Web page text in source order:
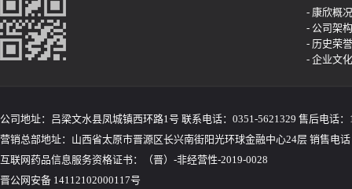
- 康欣概况
- 公司架构
- 历史荣誉
- 企业文化
公司地址：吕梁文水县凤城镇西环路1号 联系电话：0351-5621329 售后电话：
营销总部地址：山西省太原市晋源区长兴南街阳光环球金融中心24层 销售电
互联网药品信息服务资格证书：（晋）-非经营性-2019-0028
晋公网安备 14112102000117号